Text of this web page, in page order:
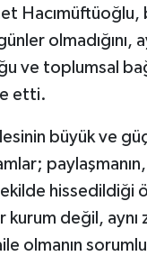
Hacımüftüoğlu,
olmadığını,
ve toplumsal
etti.
büyük ve
paylaşmanın,
değil,
olmanın